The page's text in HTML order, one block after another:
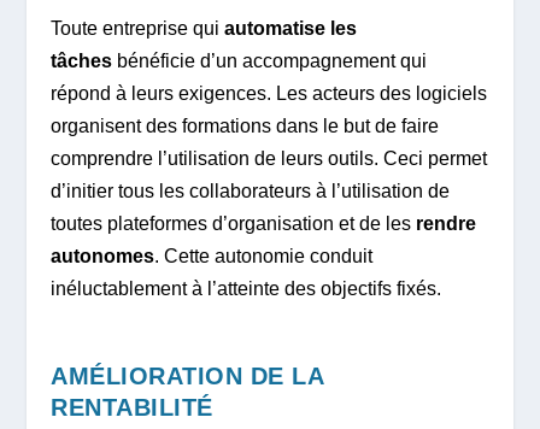
Toute entreprise quiautomatise les
tâches bénéficie d’un accompagnement qui
répond à leurs exigences. Les acteurs des logiciels
organisent des formations dans le but de faire
comprendre l’utilisation de leurs outils. Ceci permet
d’initier tous les collaborateurs à l’utilisation de
toutes plateformes d’organisation et de les rendre
autonomes. Cette autonomie conduit
inéluctablement à l’atteinte des objectifs fixés.
AMÉLIORATION DE LA
RENTABILITÉ